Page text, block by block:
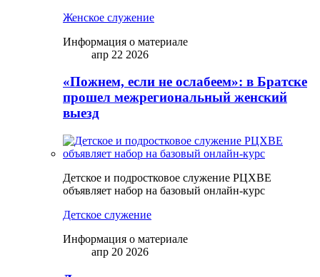
Женское служение
Информация о материале
апр 22 2026
«Пожнем, если не ослабеем»: в Братске
прошел межрегиональный женский
выезд
Детское и подростковое служение РЦХВЕ
объявляет набор на базовый онлайн-курс
Детское служение
Информация о материале
апр 20 2026